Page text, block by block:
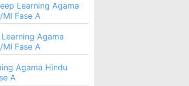
Learning Agama
MI Fase A
Agama
MI Fase A
Agama Hindu
A